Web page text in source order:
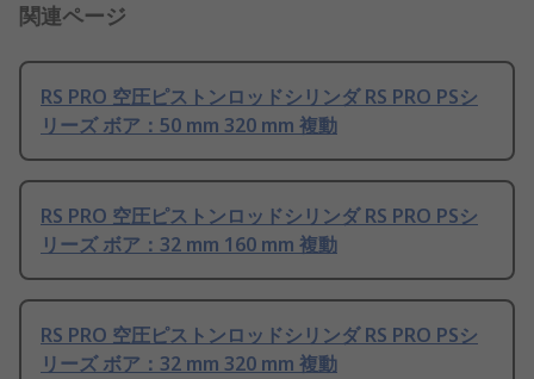
関連ページ
RS PRO 空圧ピストンロッドシリンダ RS PRO PSシ
リーズ ボア：50 mm 320 mm 複動
RS PRO 空圧ピストンロッドシリンダ RS PRO PSシ
リーズ ボア：32 mm 160 mm 複動
RS PRO 空圧ピストンロッドシリンダ RS PRO PSシ
リーズ ボア：32 mm 320 mm 複動